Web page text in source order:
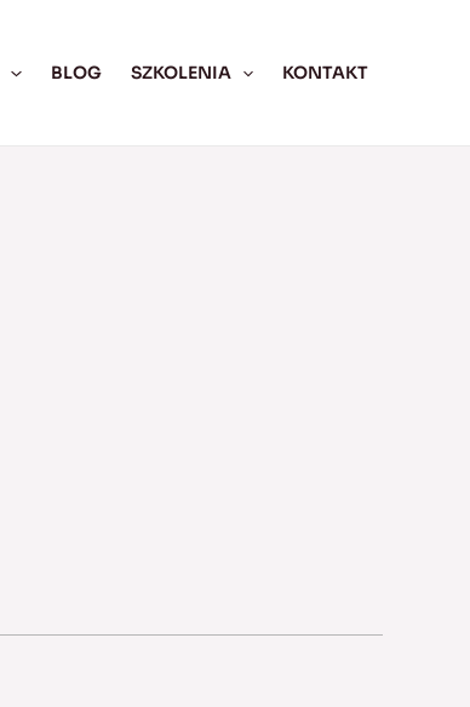
BLOG SZKOLENIA KONTAKT